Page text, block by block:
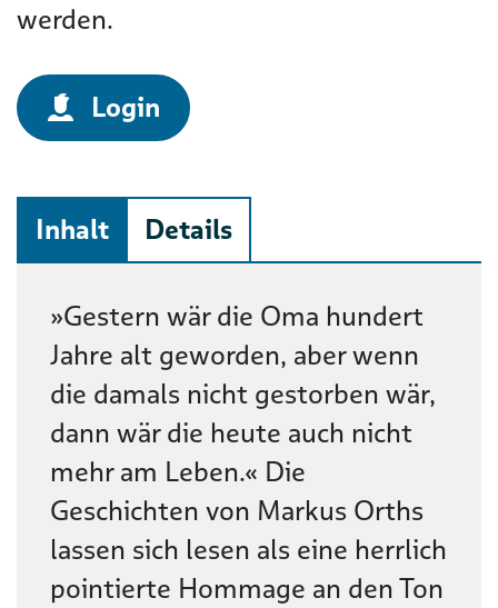
werden.
Login
Inhalt Details
Beschreibung
»Gestern wär die Oma hundert
Jahre alt geworden, aber wenn
die damals nicht gestorben wär,
dann wär die heute auch nicht
mehr am Leben.« Die
Geschichten von Markus Orths
lassen sich lesen als eine herrlich
pointierte Hommage an den Ton